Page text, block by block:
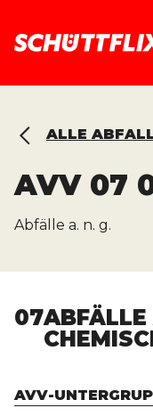
ALLE
AVV 07
Abfälle a. n. g.
07ABFÄLLE
AVV-